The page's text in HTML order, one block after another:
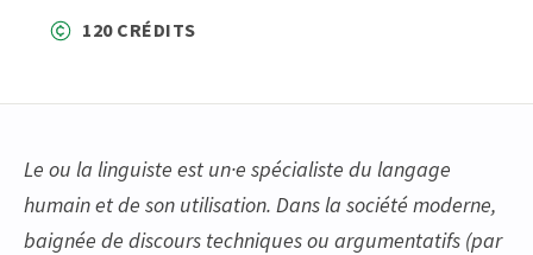
120 CRÉDITS
Le ou la linguiste est un·e spécialiste du langage
humain et de son utilisation. Dans la société moderne,
baignée de discours techniques ou argumentatifs (par